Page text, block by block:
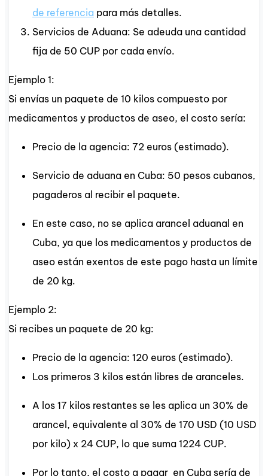
de referencia para más detalles.
Servicios de Aduana: Se adeuda una cantidad
fija de 50 CUP por cada envío.
Ejemplo 1:
Si envías un paquete de 10 kilos compuesto por
medicamentos y productos de aseo, el costo sería:
Precio de la agencia: 72 euros (estimado).
Servicio de aduana en Cuba: 50 pesos cubanos,
pagaderos al recibir el paquete.
En este caso, no se aplica arancel aduanal en
Cuba, ya que los medicamentos y productos de
aseo están exentos de este pago hasta un límite
de 20 kg.
Ejemplo 2:
Si recibes un paquete de 20 kg:
Precio de la agencia: 120 euros (estimado).
Los primeros 3 kilos están libres de aranceles.
A los 17 kilos restantes se les aplica un 30% de
arancel, equivalente al 30% de 170 USD (10 USD
por kilo) x 24 CUP, lo que suma 1224 CUP.
Por lo tanto, el costo a pagar en Cuba sería de